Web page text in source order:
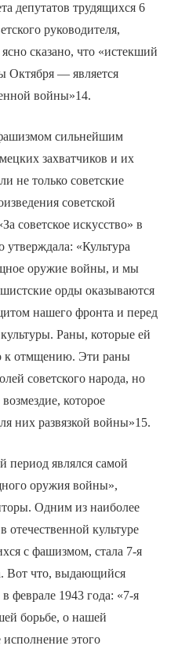
депутатов трудящихся 6
руководителя,
сказано, что «истекший
Октября — является
войны»14.
сильнейшим
захватчиков и их
не только советские
советской
советское искусство» в
утверждала: «Культура
оружие войны, и мы
орды оказываются
нашего фронта и перед
Раны, которые ей
к отмщению. Эти раны
советского народа, но
которое
них развязкой войны»15.
период являлся самой
оружия войны»,
Одним из наиболее
отечественной культуре
с фашизмом, стала 7-я
Вот что, выдающийся
феврале 1943 года: «7-я
борьбе, о нашей
этого